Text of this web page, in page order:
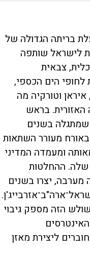
בריתה הגדולה של
לישראל שותפה
צבאית
לחופי הים הכספי,
וטורקיה מה
בראש
שמתגלה בשנים
מעורר השתאות
ומעמדה המדיני
שלה. ההחלטות
מערבה, יצרו בשנים
הזה מספק גיבוי
ליצירת מאזן